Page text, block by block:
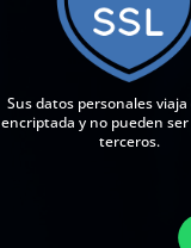
Sus datos personales
encriptada y no pueden
terceros.